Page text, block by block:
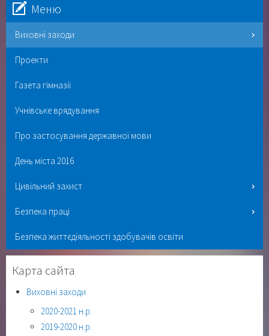
Меню
Виховні заходи
Проекти
Газета гімназії
Учнівське врядування
Про застосування державної мови
День міста 2016
Цивільний захист
Безпека праці
Безпека життєдіяльності здобувачів освіти
Карта сайта
Виховні заходи
2020-2021 н.р.
2019-2020 н.р.